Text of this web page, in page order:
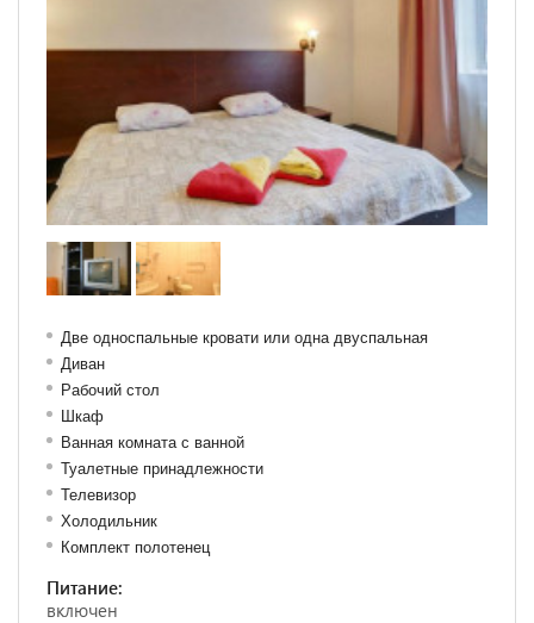
Две односпальные кровати или одна двуспальная
Диван
Рабочий стол
Шкаф
Ванная комната с ванной
Туалетные принадлежности
Телевизор
Холодильник
Комплект полотенец
Питание:
включен